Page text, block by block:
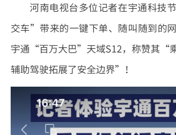
河南电视台多位记者在宇通科技
交车”带来的一键下单、随叫随到的
宇通“百万大巴”天域S12，称赞其“乘
辅助驾驶拓展了安全边界”！